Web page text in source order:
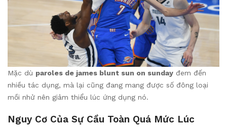
Mặc dù paroles de james blunt sun on sunday đem đến
nhiều tác dụng, mà lại cũng đang mang được số đông loại
mồi nhử nên giảm thiểu lúc ứng dụng nó.
Nguy Cơ Của Sự Cầu Toàn Quá Mức Lúc